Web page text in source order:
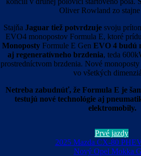
Oliver Rowland zo stajne
Stajňa Jaguar tiež potvrdzujesvoju
EVO4 monopostov Formula E, ktoré
Monoposty Formule E Gen EVO 4 budú
aj regeneratívneho brzdenia, teda
prostredníctvom brzdenia. Nové monoposty
vo všetkých
Netreba zabudnúť, že Formula E je
testujú nové technológie aj
elektromobily.
Prvé jazdy
2025 Mazda CX-80
Nový Opel Mokka